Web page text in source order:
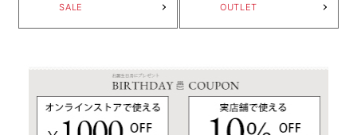
SALE OUTLET